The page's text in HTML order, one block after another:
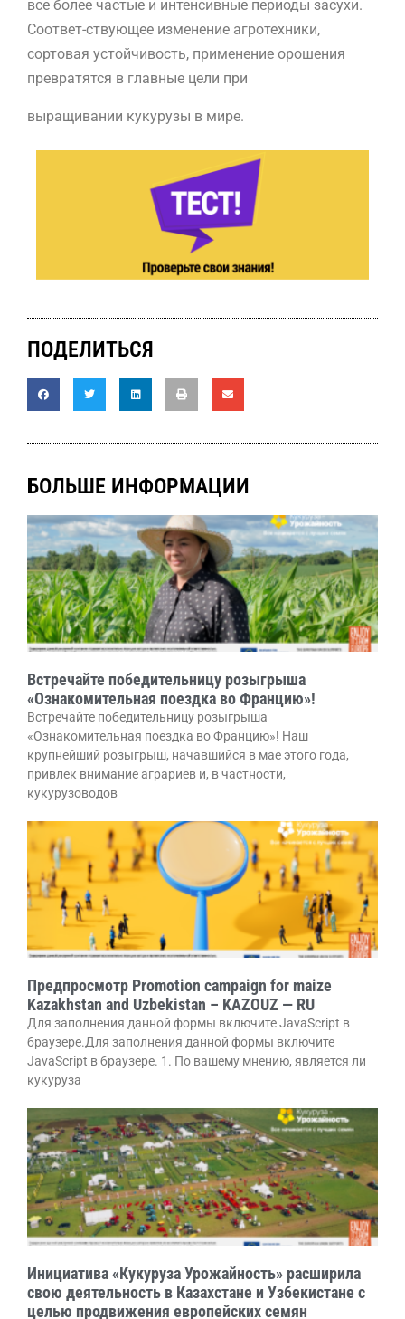
все более частые и интенсивные периоды засухи.
Соответ-ствующее изменение агротехники,
сортовая устойчивость, применение орошения
превратятся в главные цели при
выращивании кукурузы в мире.
ПОДЕЛИТЬСЯ
БОЛЬШЕ ИНФОРМАЦИИ
Встречайте победительницу розыгрыша
«Ознакомительная поездка во Францию»!
Встречайте победительницу розыгрыша
«Ознакомительная поездка во Францию»! Наш
крупнейший розыгрыш, начавшийся в мае этого года,
привлек внимание аграриев и, в частности,
кукурузоводов
Предпросмотр Promotion campaign for maize
Kazakhstan and Uzbekistan – KAZOUZ — RU
Для заполнения данной формы включите JavaScript в
браузере.Для заполнения данной формы включите
JavaScript в браузере. 1. По вашему мнению, является ли
кукуруза
Инициатива «Кукуруза Урожайность» расширила
свою деятельность в Казахстане и Узбекистане с
целью продвижения европейских семян